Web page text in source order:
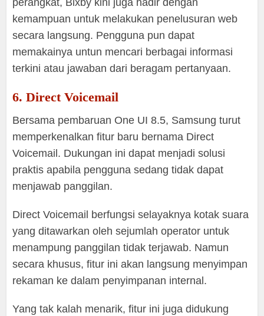
perangkat, Bixby kini juga hadir dengan
kemampuan untuk melakukan penelusuran web
secara langsung. Pengguna pun dapat
memakainya untun mencari berbagai informasi
terkini atau jawaban dari beragam pertanyaan.
6. Direct Voicemail
Bersama pembaruan One UI 8.5, Samsung turut
memperkenalkan fitur baru bernama Direct
Voicemail. Dukungan ini dapat menjadi solusi
praktis apabila pengguna sedang tidak dapat
menjawab panggilan.
Direct Voicemail berfungsi selayaknya kotak suara
yang ditawarkan oleh sejumlah operator untuk
menampung panggilan tidak terjawab. Namun
secara khusus, fitur ini akan langsung menyimpan
rekaman ke dalam penyimpanan internal.
Yang tak kalah menarik, fitur ini juga didukung